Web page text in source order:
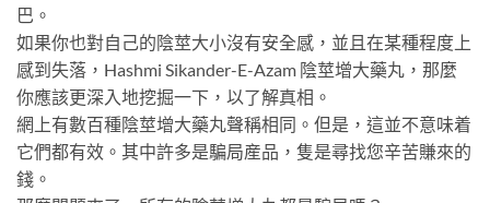
巴。
如果你也對自己的陰莖大小沒有安全感，並且在某種程度上
感到失落，Hashmi Sikander-E-Azam 陰莖增大藥丸，那麼
你應該更深入地挖掘一下，以了解真相。
網上有數百種陰莖增大藥丸聲稱相同。但是，這並不意味着
它們都有效。其中許多是騙局産品，隻是尋找您辛苦賺來的
錢。